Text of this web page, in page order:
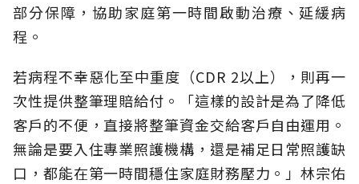
部分保障，協助家庭第一時間啟動治療、延緩病
程。
若病程不幸惡化至中重度（CDR 2以上），則再一
次性提供整筆理賠給付。「這樣的設計是為了降低
客戶的不便，直接將整筆資金交給客戶自由運用。
無論是要入住專業照護機構，還是補足日常照護缺
口，都能在第一時間穩住家庭財務壓力。」林宗佑